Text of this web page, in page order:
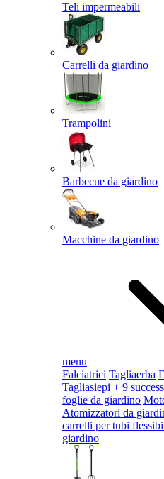
Teli impermeabili
Carrelli da giardino
Trampolini
Barbecue da giardino
Macchine da giardino
menu
Falciatrici Tagliaerba
Tagliasiepi + 9
foglie da giardino
Atomizzatori da
carrelli per tubi
giardino